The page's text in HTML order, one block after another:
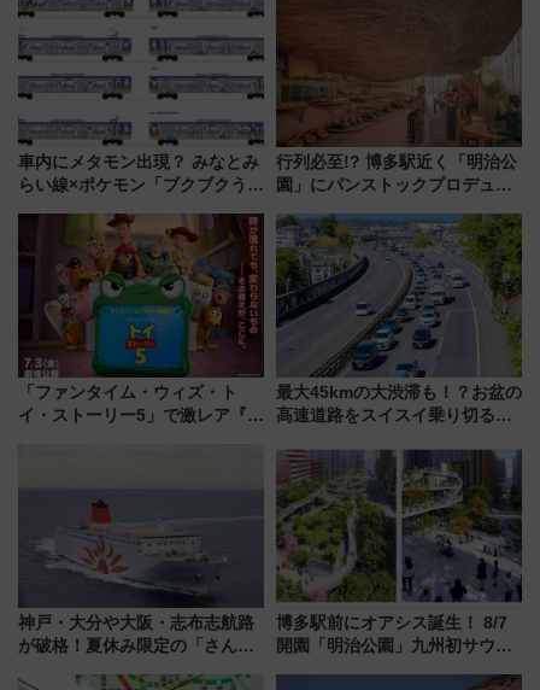
車内にメタモン出現？ みなとみ
らい線×ポケモン「ブクブクうみ
行開始に！ この夏は直通列車で
横浜へ！
行列必至!? 博多駅近く「明治公
園」にパンストックプロデュー
オープン 秋からはビストロ営業
も！
「ファンタイム・ウィズ・ト
イ・ストーリー5」で激レア『ロ
最大45kmの大渋滞も！？お盆の
高速道路をスイスイ乗り切る快
神戸・大分や大阪・志布志航路
が破格！夏休み限定の「さんふ
博多駅前にオアシス誕生！ 8/7
開園「明治公園」九州初サウナ